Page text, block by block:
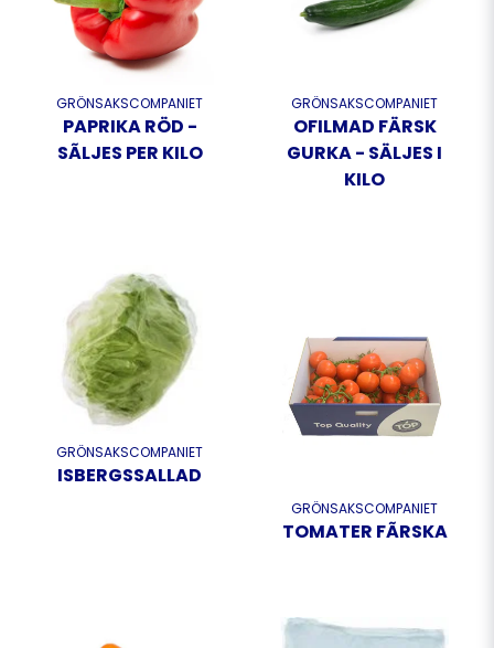
GRÖNSAKSCOMPANIET
PAPRIKA RÖD -
SÃLJES PER KILO
GRÖNSAKSCOMPANIET
OFILMAD FÄRSK
GURKA - SÄLJES I
KILO
GRÖNSAKSCOMPANIET
ISBERGSSALLAD
GRÖNSAKSCOMPANIET
TOMATER FÃRSKA